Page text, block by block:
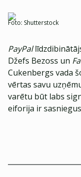
Foto: Shutterstock
PayPal
Džefs Bezoss un
Cukenbergs vada
vērtas savu
varētu būt labs
eiforija ir